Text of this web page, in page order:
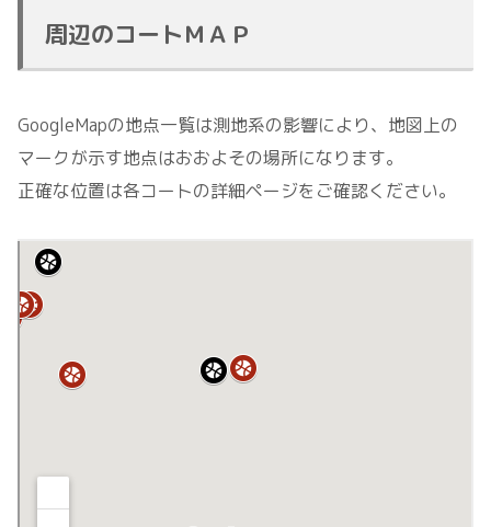
周辺のコートＭＡＰ
GoogleMapの地点一覧は測地系の影響により、地図上の
マークが示す地点はおおよその場所になります。
正確な位置は各コートの詳細ページをご確認ください。